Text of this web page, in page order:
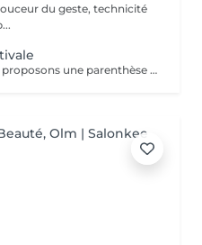
du geste, technicité
Cet été uniquement, nous vous proposons une parenthèse de bien-être en édition limitée. Pendant cette expérience, profitez d'un rituel profondément relaxant alliant massage du cuir chevelu, soins adaptés et lâcher-prise, dans une atmosphère douce et apaisante. Une collaboration éphémère. Quelques dates seulement. Nombre de places très limité. Réservez dès maintenant votre moment de détente avant la fin de cette collaboration estivale. Un sèche-cheveux est mis à disposition. Le séchage n'est pas inclus afin de préserver la dimension relaxante du soin.